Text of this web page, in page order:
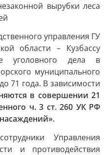
вырубки леса
управления ГУ
области – Кузбассу
уголовного дела в
муниципального
71 года. В зависимости
в совершении 21
ч. 3 ст. 260 УК РФ
Управления
и противодействия